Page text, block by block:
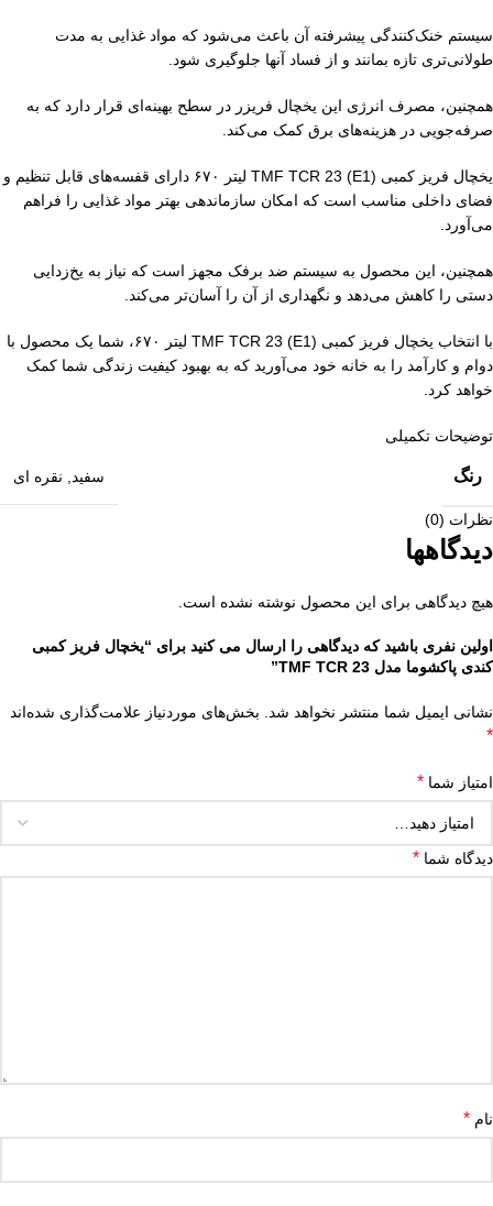
سیستم خنک‌کنندگی پیشرفته آن باعث می‌شود که مواد غذایی به مدت
طولانی‌تری تازه بمانند و از فساد آنها جلوگیری شود.
همچنین، مصرف انرژی این یخچال فریزر در سطح بهینه‌ای قرار دارد که به
صرفه‌جویی در هزینه‌های برق کمک می‌کند.
یخچال فریز کمبی (E1) TMF TCR 23 لیتر ۶۷۰ دارای قفسه‌های قابل تنظیم و
فضای داخلی مناسب است که امکان سازماندهی بهتر مواد غذایی را فراهم
می‌آورد.
همچنین، این محصول به سیستم ضد برفک مجهز است که نیاز به یخ‌زدایی
دستی را کاهش می‌دهد و نگهداری از آن را آسان‌تر می‌کند.
با انتخاب یخچال فریز کمبی (E1) TMF TCR 23 لیتر ۶۷۰، شما یک محصول با
دوام و کارآمد را به خانه خود می‌آورید که به بهبود کیفیت زندگی شما کمک
خواهد کرد.
توضیحات تکمیلی
رنگ سفید نقره ای
نظرات (0)
دیدگاهها
هیچ دیدگاهی برای این محصول نوشته نشده است.
اولین نفری باشید که دیدگاهی را ارسال می کنید برای “یخچال فریز کمبی
کندی پاکشوما مدل TMF TCR 23”
نشانی ایمیل شما منتشر نخواهد شد. بخش‌های موردنیاز علامت‌گذاری شده‌اند
*
امتیاز شما *
دیدگاه شما *
نام *